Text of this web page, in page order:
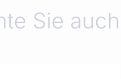
Sie